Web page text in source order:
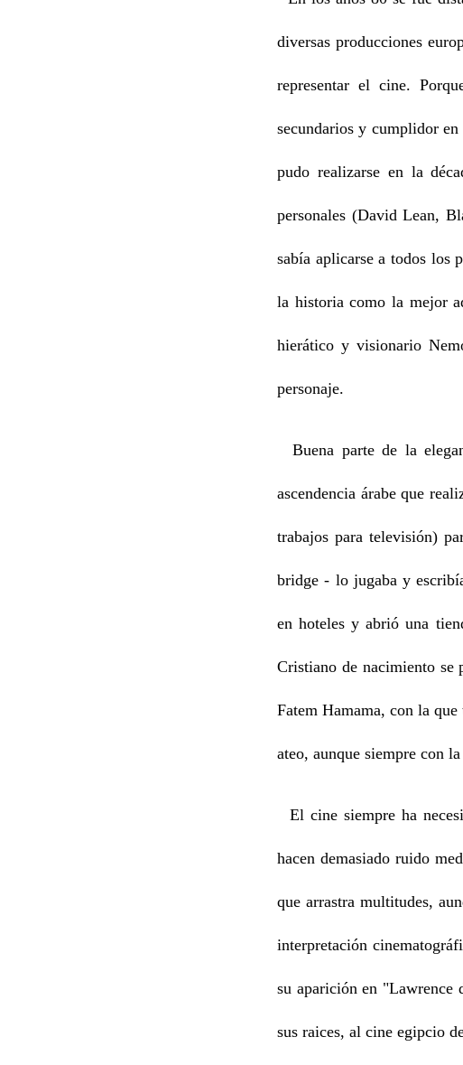
diversas producciones
representar el cine.
secundarios y cumplidor
pudo realizarse en la
personales (David Lean,
sabía aplicarse a todos los
la historia como la mejor
hierático y visionario
personaje.
Buena parte de la
ascendencia árabe que
trabajos para televisión)
bridge - lo jugaba y
en hoteles y abrió una
Cristiano de nacimiento se
Fatem Hamama, con la
ateo, aunque siempre con
El cine siempre ha
hacen demasiado ruido
que arrastra multitudes,
interpretación
su aparición en "Lawrence
sus raices, al cine egipcio